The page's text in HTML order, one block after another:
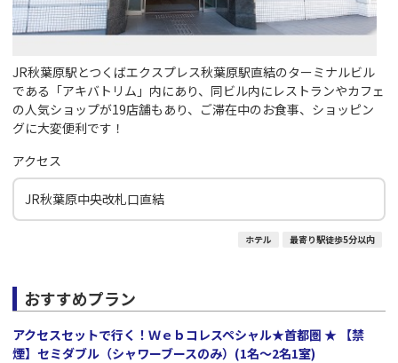
JR秋葉原駅とつくばエクスプレス秋葉原駅直結のターミナルビル
である「アキバトリム」内にあり、同ビル内にレストランやカフェ
の人気ショップが19店舗もあり、ご滞在中のお食事、ショッピン
グに大変便利です！
アクセス
JR秋葉原中央改札口直結
ホテル 最寄り駅徒歩5分以内
おすすめプラン
アクセスセットで行く！Ｗｅｂコレスペシャル★首都圏 ★ 【禁
煙】セミダブル（シャワーブースのみ）(1名～2名1室)